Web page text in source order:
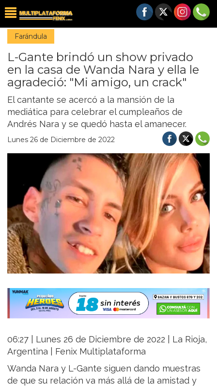
Farándula
L-Gante brindó un show privado
en la casa de Wanda Nara y ella le
agradeció: "Mi amigo, un crack"
El cantante se acercó a la mansión de la
mediática para celebrar el cumpleaños de
Andrés Nara y se quedó hasta el amanecer.
Lunes 26 de Diciembre de 2022
06:27 | Lunes 26 de Diciembre de 2022 | La Rioja,
Argentina | Fenix Multiplataforma
Wanda Nara y L-Gante siguen dando muestras
de que su relación va más allá de la amistad y